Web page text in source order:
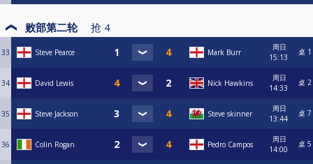
败部第二轮 抢 4
33 Steve Pearce Mark Burr
周日
15:13
桌 1
34 David Lewis Nick Hawkins
周日
14:33
桌 2
35 Steve Jackson Steve skinner
周日
13:44
桌 7
36 Colin Rogan Pedro Campos
周日
14:00
桌 5